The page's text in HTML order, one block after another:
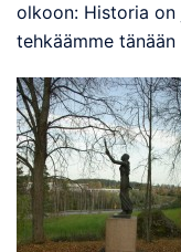
olkoon: Historia on
tehkäämme